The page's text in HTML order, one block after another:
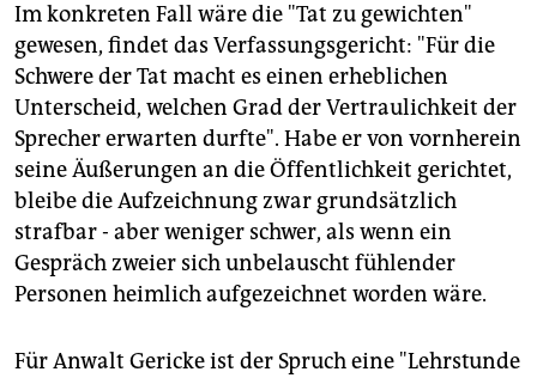
Im konkreten Fall wäre die "Tat zu gewichten"
gewesen, findet das Verfassungsgericht: "Für die
Schwere der Tat macht es einen erheblichen
Unterscheid, welchen Grad der Vertraulichkeit der
Sprecher erwarten durfte". Habe er von vornherein
seine Äußerungen an die Öffentlichkeit gerichtet,
bleibe die Aufzeichnung zwar grundsätzlich
strafbar - aber weniger schwer, als wenn ein
Gespräch zweier sich unbelauscht fühlender
Personen heimlich aufgezeichnet worden wäre.
Für Anwalt Gericke ist der Spruch eine "Lehrstunde